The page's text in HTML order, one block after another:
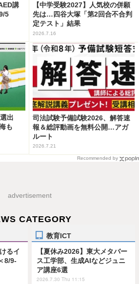
講
5
【中学受験2027】人気校の併願
先は…四谷大塚「第2回合不合判
定テスト」結果
2026.7.16
出
も
司法試験予備試験2026、解答速
報＆総評動画を無料公開…アガ
ルート
2026.7.21
Recommended by
advertisement
CATEGORY
るイ
8/9-
教育ICT
【夏休み2026】東大メタバー
ス工学部、生成AIなどジュニ
ア講座6選
2026.7.30 Thu 11:15